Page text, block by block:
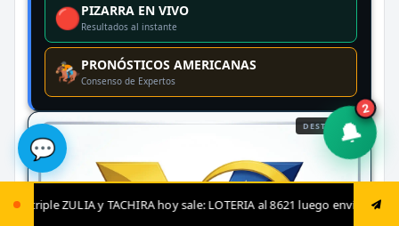
hoy sale: LOTERIA al 8621 luego envía ya: ANIMAL al 8621 jugada fija:
🔴PIZARRA EN VIVO
Resultados al instante
🏇PRONÓSTICOS AMERICANAS
Consenso de Expertos
DESTACADO
🔔
2
💬